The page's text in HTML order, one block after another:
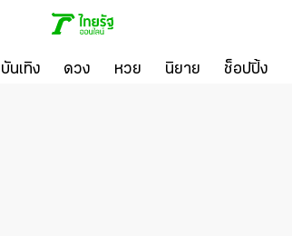
บันเทิง ดวง หวย นิยาย ช็อปปิ้ง